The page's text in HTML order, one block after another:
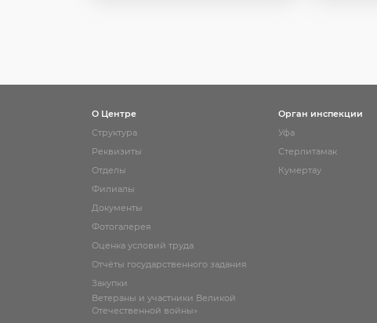
О Центре
Структура
Реквизиты
Отделы
Филиалы
Документы
Фотогалерея
Оценка условий труда
Отчёты государственного задания
Закупки
Ветераны и участники Великой
Отечественной войны»
Орган инспекции
Уфа
Стерлитамак
Кумертау